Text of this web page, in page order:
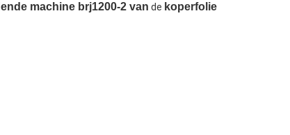
machine brj1200-2 van de koperfolie